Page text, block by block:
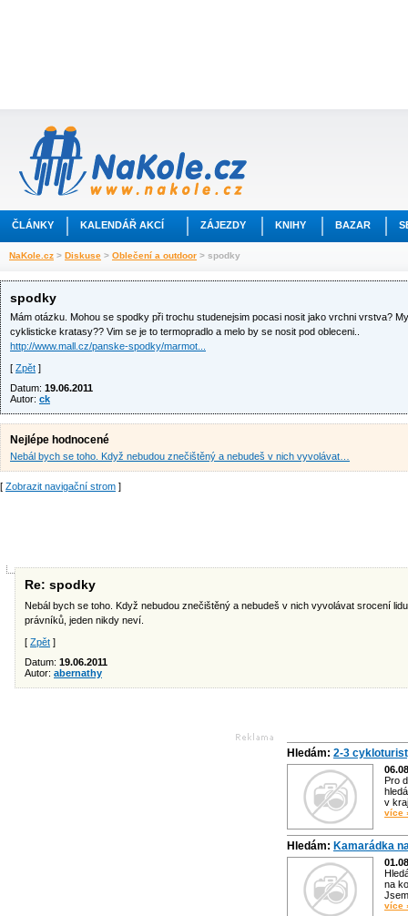
ČLÁNKY KALENDÁŘ AKCÍ ZÁJEZDY KNIHY BAZAR
NaKole.cz > Diskuse > Oblečení a outdoor > spodky
spodky
Mám otázku. Mohou se spodky při trochu studenejsim pocasi nosit jako vrchni vrstva?
cyklisticke kratasy?? Vim se je to termopradlo a melo by se nosit pod obleceni..
http://www.mall.cz/panske-spodky/marmot...
[ Zpět ]
Datum: 19.06.2011
Autor: ck
Nejlépe hodnocené
Nebál bych se toho. Když nebudou znečištěný a nebudeš v nich vyvolávat…
[ Zobrazit navigační strom ]
Re: spodky
Nebál bych se toho. Když nebudou znečištěný a nebudeš v nich vyvolávat srocení
právníků, jeden nikdy neví.
[ Zpět ]
Datum: 19.06.2011
Autor: abernathy
Hledám: 2-3
Pro
v
více
Hledám: Kamarádka
na
více